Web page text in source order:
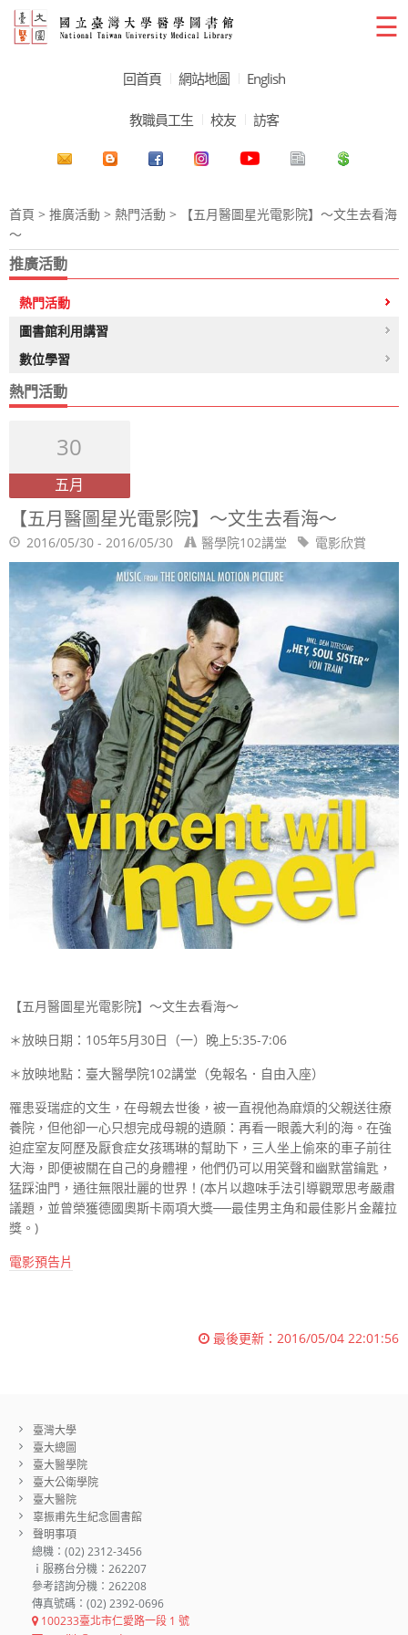
☰
回首頁 網站地圖 English
教職員工生 校友 訪客
首頁 > 推廣活動 > 熱門活動 > 【五月醫圖星光電影院】～文生去看海
～
推廣活動
熱門活動
圖書館利用講習
數位學習
熱門活動
30
五月
【五月醫圖星光電影院】～文生去看海～
2016/05/30 - 2016/05/30 醫學院102講堂 電影欣賞
【五月醫圖星光電影院】～文生去看海～
＊放映日期： 105年5月30日（一）晚上5:35-7:06
＊放映地點：臺大醫學院102講堂（免報名．自由入座）
罹患妥瑞症的文生，在母親去世後，被一直視他為麻煩的父親送往療
養院，但他卻一心只想完成母親的遺願：再看一眼義大利的海。在強
迫症室友阿歷及厭食症女孩瑪琳的幫助下，三人坐上偷來的車子前往
大海，即便被關在自己的身體裡，他們仍可以用笑聲和幽默當鑰匙，
猛踩油門，通往無限壯麗的世界！(本片以趣味手法引導觀眾思考嚴肅
議題，並曾榮獲德國奧斯卡兩項大獎──最佳男主角和最佳影片金蘿拉
獎。)
電影預告片
最後更新： 2016/05/04 22:01:56
臺灣大學
臺大總圖
臺大醫學院
臺大公衛學院
臺大醫院
辜振甫先生紀念圖書館
聲明事項
總機：(02) 2312-3456
ｉ服務台分機：262207
參考諮詢分機：262208
傳真號碼：(02) 2392-0696
100233臺北市仁愛路一段 1 號